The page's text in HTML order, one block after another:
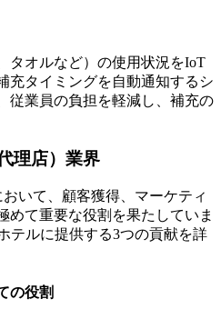
タオルなど）の使用状況をIoT
充タイミングを自動通知するシ
従業員の負担を軽減し、補充の
理店）業界
いて、顧客獲得、マーケティ
めて重要な役割を果たしていま
テルに提供する3つの貢献を詳
の役割